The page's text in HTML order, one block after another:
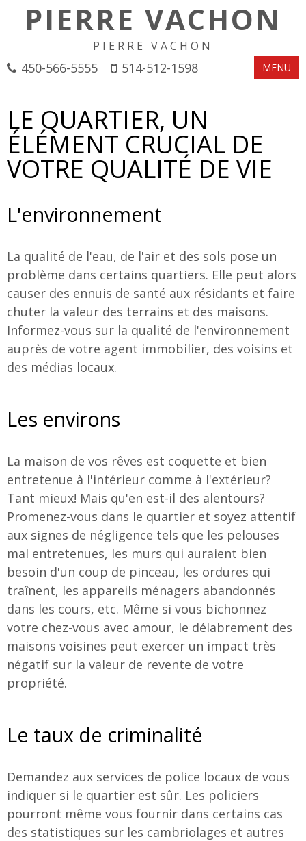
PIERRE VACHON
PIERRE VACHON
450-566-5555 514-512-1598 MENU
LE QUARTIER, UN
ÉLÉMENT CRUCIAL DE
VOTRE QUALITÉ DE VIE
L'environnement
La qualité de l'eau, de l'air et des sols pose un
problème dans certains quartiers. Elle peut alors
causer des ennuis de santé aux résidants et faire
chuter la valeur des terrains et des maisons.
Informez-vous sur la qualité de l'environnement
auprès de votre agent immobilier, des voisins et
des médias locaux.
Les environs
La maison de vos rêves est coquette et bien
entretenue à l'intérieur comme à l'extérieur?
Tant mieux! Mais qu'en est-il des alentours?
Promenez-vous dans le quartier et soyez attentif
aux signes de négligence tels que les pelouses
mal entretenues, les murs qui auraient bien
besoin d'un coup de pinceau, les ordures qui
traînent, les appareils ménagers abandonnés
dans les cours, etc. Même si vous bichonnez
votre chez-vous avec amour, le délabrement des
maisons voisines peut exercer un impact très
négatif sur la valeur de revente de votre
propriété.
Le taux de criminalité
Demandez aux services de police locaux de vous
indiquer si le quartier est sûr. Les policiers
pourront même vous fournir dans certains cas
des statistiques sur les cambriolages et autres